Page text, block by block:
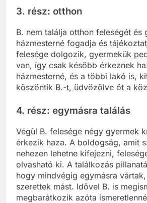
3. rész: otthon
B. nem találja otthon feleségét és
házmesterné fogadja és
felesége dolgozik, gyermekük
van, így csak később érkeznek
házmesterné, és a többi lakó is,
köszöntik B.-t, üdvözölve őt a
4. rész: egymásra találás
Végül B. felesége négy gyermek
érkezik haza. A boldogság, amit
nehezen lehetne kifejezni,
olvasható ki. A találkozás
hogy mindvégig egymásra
szerettek mást. Idővel B. is
megbarátkozik azóta